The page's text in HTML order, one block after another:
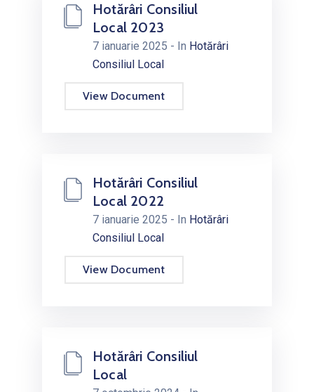
Hotărâri Consiliul
Local 2023
7 ianuarie 2025 - In Hotărâri
Consiliul Local
View Document
Hotărâri Consiliul
Local 2022
7 ianuarie 2025 - In Hotărâri
Consiliul Local
View Document
Hotărâri Consiliul
Local